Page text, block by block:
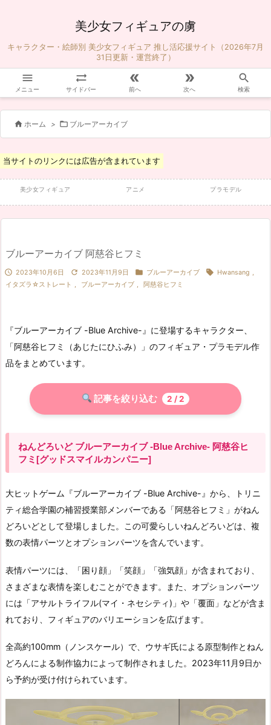
美少女フィギュアの虜
キャラクター・絵師別 美少女フィギュア 推し活応援サイト（2026年7月
31日更新・運営終了）

メニュー

サイドバー

前へ

次へ

検索
 ホーム >  ブルーアーカイブ
当サイトのリンクには広告が含まれています
美少女フィギュア アニメ プラモデル
ブルーアーカイブ 阿慈谷ヒフミ
 2023年10月6日  2023年11月9日  ブルーアーカイブ  Hwansang ,
イタズラ☆ストレート
, ブルーアーカイブ , 阿慈谷ヒフミ
『ブルーアーカイブ -Blue Archive-』に登場するキャラクター、
「阿慈谷ヒフミ（あじたにひふみ）」のフィギュア・プラモデル作
品をまとめています。
記事を絞り込む 2 / 2
ねんどろいど ブルーアーカイブ -Blue Archive- 阿慈谷ヒ
フミ[グッドスマイルカンパニー]
大ヒットゲーム『ブルーアーカイブ -Blue Archive-』から、トリニ
ティ総合学園の補習授業部メンバーである「阿慈谷ヒフミ」がねん
どろいどとして登場しました。この可愛らしいねんどろいどは、複
数の表情パーツとオプションパーツを含んでいます。
表情パーツには、「困り顔」「笑顔」「強気顔」が含まれており、
さまざまな表情を楽しむことができます。また、オプションパーツ
には「アサルトライフル(マイ・ネセシティ)」や「覆面」などが含ま
れており、フィギュアのバリエーションを広げます。
全高約100mm（ノンスケール）で、ウサギ氏による原型制作とねん
どろんによる制作協力によって制作されました。2023年11月9日か
ら予約が受け付けられています。